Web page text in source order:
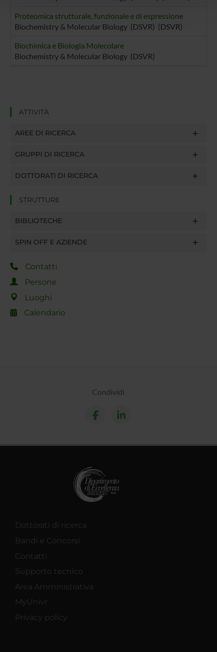
pubblicità e social media, i quali potrebbero combinarle
con altre informazioni che hai fornito loro o che hanno
raccolto dal tuo utilizzo dei loro servizi.
Proteomica strutturale, funzionale e di espressione
Biochemistry & Molecular Biology (DSVR) (DSVR)
Biochimica e Biologia Molecolare
Biochemistry & Molecular Biology (DSVR)
ATTIVITÀ
AREE DI RICERCA
GRUPPI DI RICERCA
DOTTORATI DI RICERCA
STRUTTURE
BIBLIOTECHE
SPIN OFF E AZIENDE
Contatti
Persone
Luoghi
Calendario
Condividi
Dottorati di ricerca
Bandi e Concorsi
Contatti
Supporto tecnico
Area Amministrativa
MyUnivr
Privacy policy